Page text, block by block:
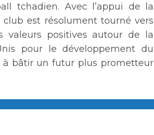
tchadien. Avec l’appui de la
club est résolument tourné vers
valeurs positives autour de la
pour le développement du
à bâtir un futur plus prometteur